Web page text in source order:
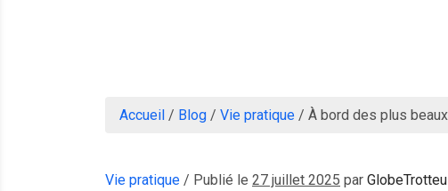
Accueil / Blog / Vie pratique / À bord des plus
Vie pratique / Publié le 27 juillet 2025 par